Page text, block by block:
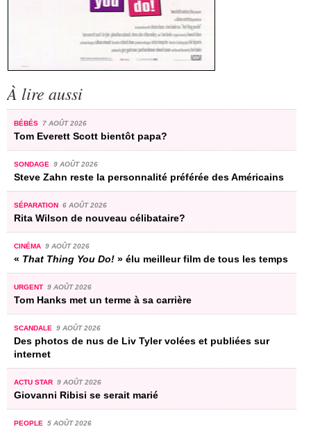
À lire aussi
BÉBÉS 7 AOÛT 2026
Tom Everett Scott bientôt papa?
SONDAGE 9 AOÛT 2026
Steve Zahn reste la personnalité préférée des Américains
SÉPARATION 6 AOÛT 2026
Rita Wilson de nouveau célibataire?
CINÉMA 9 AOÛT 2026
« That Thing You Do! » élu meilleur film de tous les temps
URGENT 9 AOÛT 2026
Tom Hanks met un terme à sa carrière
SCANDALE 9 AOÛT 2026
Des photos de nus de Liv Tyler volées et publiées sur
internet
ACTU STAR 9 AOÛT 2026
Giovanni Ribisi se serait marié
PEOPLE 5 AOÛT 2026